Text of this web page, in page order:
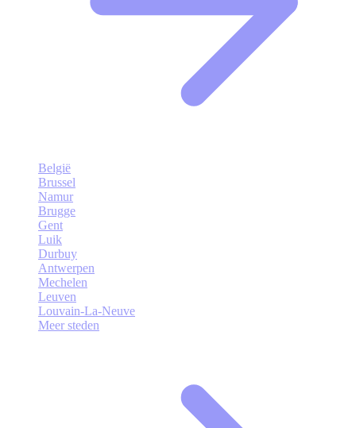
België
Brussel
Namur
Brugge
Gent
Luik
Durbuy
Antwerpen
Mechelen
Leuven
Louvain-La-Neuve
Meer steden